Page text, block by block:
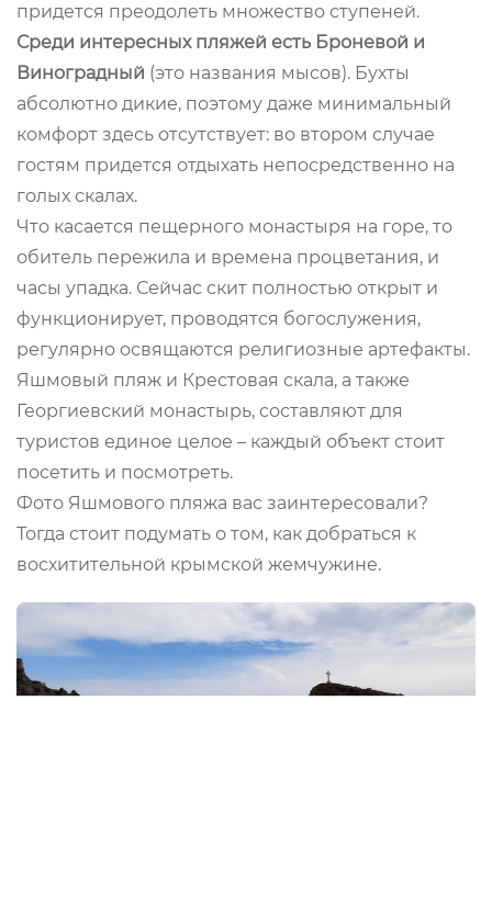
придется преодолеть множество ступеней.
Среди интересных пляжей есть Броневой и
Виноградный (это названия мысов). Бухты
абсолютно дикие, поэтому даже минимальный
комфорт здесь отсутствует: во втором случае
гостям придется отдыхать непосредственно на
голых скалах.
Что касается пещерного монастыря на горе, то
обитель пережила и времена процветания, и
часы упадка. Сейчас скит полностью открыт и
функционирует, проводятся богослужения,
регулярно освящаются религиозные артефакты.
Яшмовый пляж и Крестовая скала, а также
Георгиевский монастырь, составляют для
туристов единое целое – каждый объект стоит
посетить и посмотреть.
Фото Яшмового пляжа вас заинтересовали?
Тогда стоит подумать о том, как добраться к
восхитительной крымской жемчужине.